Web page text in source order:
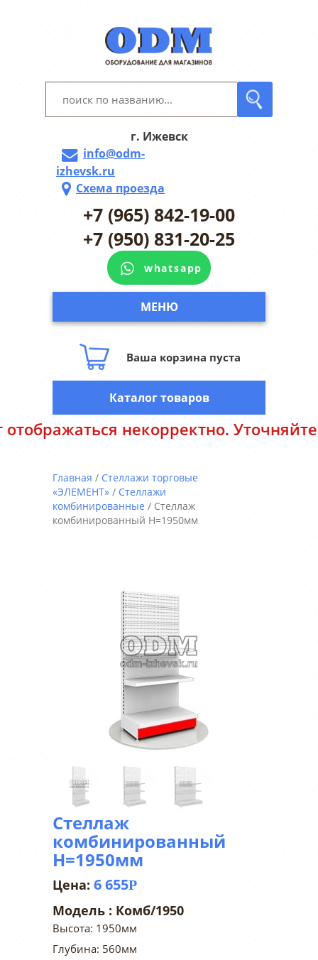
г. Ижевск
info@odm-
izhevsk.ru
Схема проезда
+7 (965) 842-19-00
+7 (950) 831-20-25
whatsapp
МЕНЮ
Ваша корзина пуста
Уточняйте цены у менеджеров.
Каталог товаров
Главная / Стеллажи торговые
«ЭЛЕМЕНТ» / Стеллажи
комбинированные / Стеллаж
комбинированный H=1950мм
Стеллаж
комбинированный
H=1950мм
6 655Р
Модель : Комб/1950
Высота: 1950мм
Глубина: 560мм